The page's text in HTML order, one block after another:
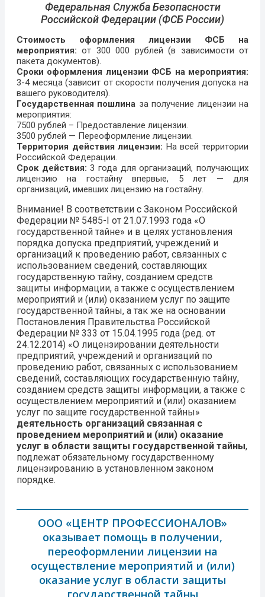
Федеральная Служба Безопасности
Российской Федерации (ФСБ России)
Стоимость оформления лицензии ФСБ на
мероприятия: от 300 000 рублей (в зависимости от
пакета документов).
Сроки оформления лицензии ФСБ на мероприятия:
3-4 месяца (зависит от скорости получения допуска на
вашего руководителя).
Государственная пошлина за получение лицензии на
мероприятия:
7500 рублей – Предоставление лицензии.
3500 рублей — Переоформление лицензии.
Территория действия лицензии: На всей территории
Российской Федерации.
Срок действия: 3 года для организаций, получающих
лицензию на гостайну впервые, 5 лет — для
организаций, имевших лицензию на гостайну.
Внимание! В соответствии с Законом Российской
Федерации № 5485-I от 21.07.1993 года «О
государственной тайне» и в целях установления
порядка допуска предприятий, учреждений и
организаций к проведению работ, связанных с
использованием сведений, составляющих
государственную тайну, созданием средств
защиты информации, а также с осуществлением
мероприятий и (или) оказанием услуг по защите
государственной тайны, а так же на основании
Постановления Правительства Российской
Федерации № 333 от 15.04.1995 года (ред. от
24.12.2014) «О лицензировании деятельности
предприятий, учреждений и организаций по
проведению работ, связанных с использованием
сведений, составляющих государственную тайну,
созданием средств защиты информации, а также с
осуществлением мероприятий и (или) оказанием
услуг по защите государственной тайны»
деятельность организаций связанная с
проведением мероприятий и (или) оказание
услуг в области защиты государственной тайны,
подлежат обязательному государственному
лицензированию в установленном законом
порядке.
ООО «ЦЕНТР ПРОФЕССИОНАЛОВ»
оказывает помощь в получении,
переоформлении лицензии на
осуществление мероприятий и (или)
оказание услуг в области защиты